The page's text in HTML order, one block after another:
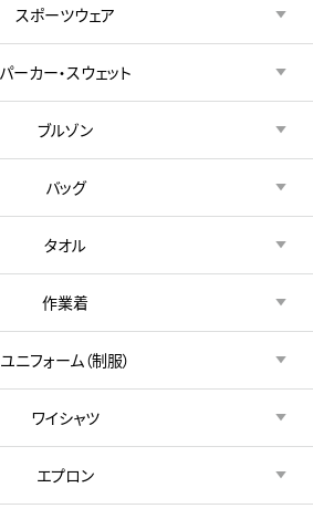
スポーツウェア
パーカー・スウェット
ブルゾン
バッグ
タオル
作業着
ユニフォーム（制服）
ワイシャツ
エプロン